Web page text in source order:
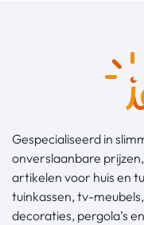
Gespecialiseerd in
onverslaanbare
artikelen voor huis en
tuinkassen, tv-
decoraties, pergola’s